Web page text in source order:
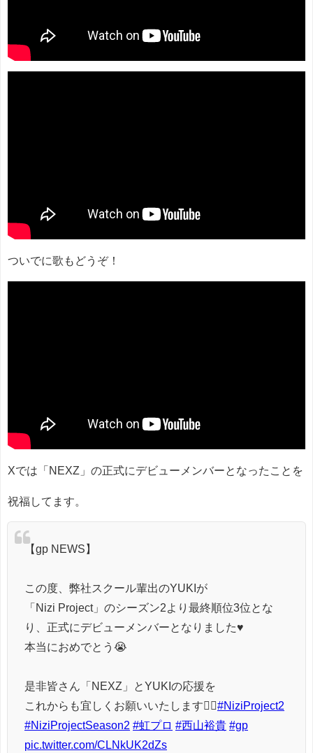
ついでに歌もどうぞ！
Xでは「NEXZ」の正式にデビューメンバーとなったことを
祝福してます。
【gp NEWS】
この度、弊社スクール輩出のYUKIが
「Nizi Project」のシーズン2より最終順位3位とな
り、正式にデビューメンバーとなりました♥️
本当におめでとう😭
是非皆さん「NEXZ」とYUKIの応援を
これからも宜しくお願いいたします❤️‍🔥#NiziProject2
#NiziProjectSeason2 #虹プロ #西山裕貴 #gp
pic.twitter.com/CLNkUK2dZs